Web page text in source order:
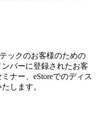
ックのお客様のための
バーに登録されたお客
ナー、eStoreでのディス
します。